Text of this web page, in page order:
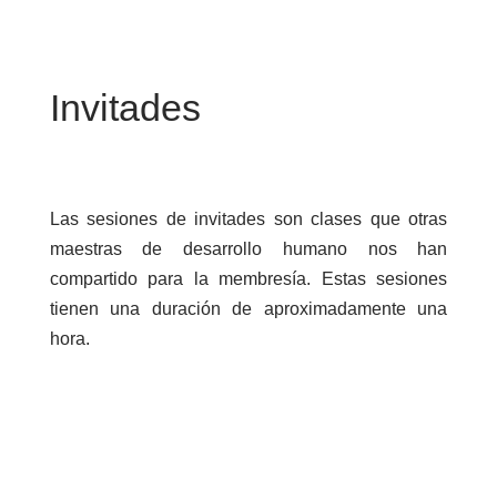
Invitades
Las sesiones de invitades son clases que otras
maestras de desarrollo humano nos han
compartido para la membresía. Estas sesiones
tienen una duración de aproximadamente una
hora.